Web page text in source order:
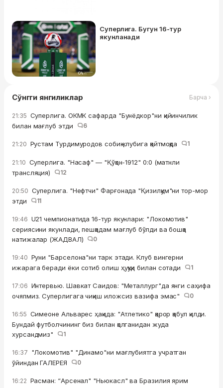
Суперлига. Бугун 16-тур
якунланади
Сўнгги янгиликлар Барча ›
21:35 Суперлига. ОКМК сафарда "Бунёдкор"ни қийинчилик
билан мағлуб этди
6
21:20 Рустам Турдимуродов собиқ клубига қайтмоқда 1
21:10 Суперлига. "Насаф" — "Қўқон-1912" 0:0 (матнли
трансляция)
12
20:50 Суперлига. "Нефтчи" Фарғонада "Қизилқум"ни тор-мор
этди
11
19:46 U21 чемпионатида 16-тур якунлари: "Локомотив"
сериясини якунлади, пешқадам мағлуб бўлди ва бошқа
натижалар (ЖАДВАЛ)
0
19:40 Руни "Барселона"ни тарк этади. Клуб вингерни
ижарага беради ёки сотиб олиш ҳуқуқи билан сотади
1
17:06 Интервью. Шавкат Саидов: "Металлург"да янги саҳифа
очяпмиз. Суперлигага чиқиш иложсиз вазифа эмас"
0
16:55 Симеоне Альварес ҳақида: "Атлетико" қарор қабул қилди.
Бундай футболчининг биз билан қолганидан жуда
хурсандмиз"
1
16:37 "Локомотив" "Динамо"ни мағлубиятга учратган
ўйиндан ГАЛЕРЕЯ
0
16:22 Расман: “Арсенал" "Ньюкасл" ва Бразилия ярим